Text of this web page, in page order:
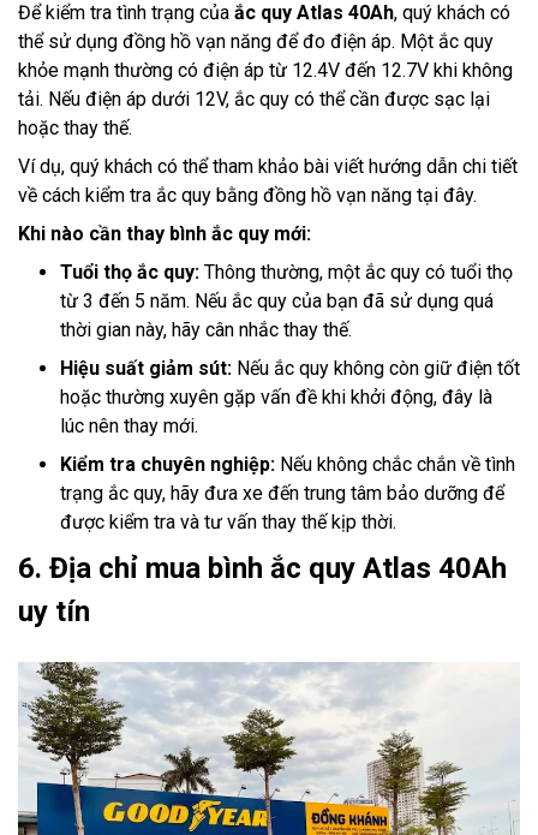
Để kiểm tra tình trạng của ắc quy Atlas 40Ah, quý khách có
thể sử dụng đồng hồ vạn năng để đo điện áp. Một ắc quy
khỏe mạnh thường có điện áp từ 12.4V đến 12.7V khi không
tải. Nếu điện áp dưới 12V, ắc quy có thể cần được sạc lại
hoặc thay thế.
Ví dụ, quý khách có thể tham khảo bài viết hướng dẫn chi tiết
về cách kiểm tra ắc quy bằng đồng hồ vạn năng tại đây.
Khi nào cần thay bình ắc quy mới:
Tuổi thọ ắc quy: Thông thường, một ắc quy có tuổi thọ
từ 3 đến 5 năm. Nếu ắc quy của bạn đã sử dụng quá
thời gian này, hãy cân nhắc thay thế.
Hiệu suất giảm sút: Nếu ắc quy không còn giữ điện tốt
hoặc thường xuyên gặp vấn đề khi khởi động, đây là
lúc nên thay mới.
Kiểm tra chuyên nghiệp: Nếu không chắc chắn về tình
trạng ắc quy, hãy đưa xe đến trung tâm bảo dưỡng để
được kiểm tra và tư vấn thay thế kịp thời.
6. Địa chỉ mua bình ắc quy Atlas 40Ah
uy tín